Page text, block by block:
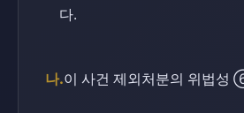
다.
나.이 사건 제외처분의 위법성